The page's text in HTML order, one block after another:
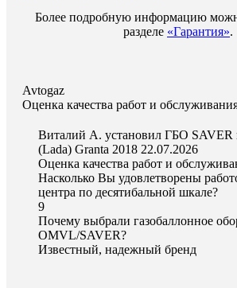
Более подробную информацию
разделе «Гарантия».
Avtogaz
Оценка качества работ и
Виталий А. установил ГБО
(Lada) Granta 2018 22.07.2026
Оценка качества работ и
Насколько Вы удовлетворены
центра по десятибальной шкале?
9
Почему выбрали газобаллонное
OMVL/SAVER?
Известный, надежный бренд